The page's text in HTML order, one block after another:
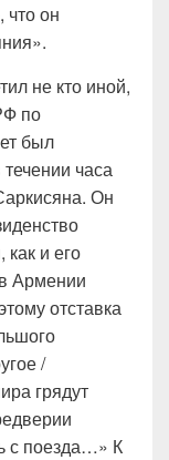
что он
не кто иной,
по
был
часа
Он
и его
Армении
отставка
/
грядут
с поезда…» К